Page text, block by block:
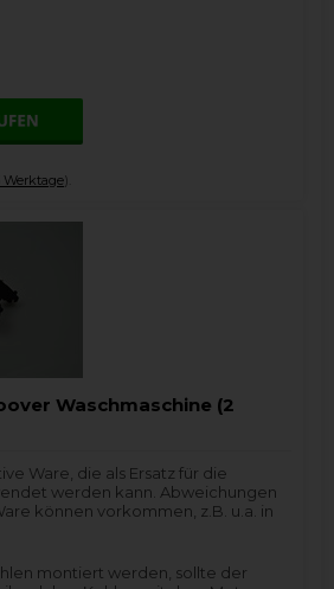
Werktage).
Waschmaschine (2
Ware, die als Ersatz für die
werden kann. Abweichungen
können vorkommen, z.B. u.a. in
montiert werden, sollte der